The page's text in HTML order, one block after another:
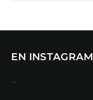
EN INSTAGRAM
…